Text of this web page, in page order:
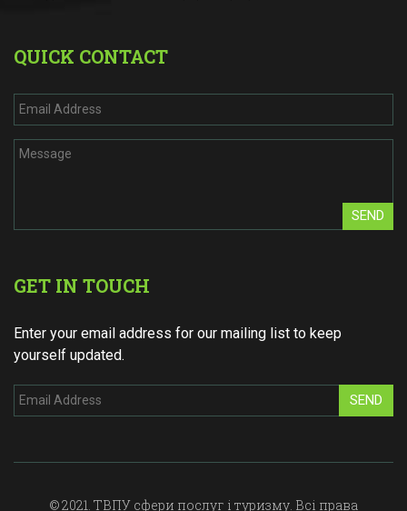
QUICK CONTACT
SEND
GET IN TOUCH
Enter your email address for our mailing list to keep
yourself updated.
SEND
© 2021. ТВПУ сфери послуг і туризму. Всі права